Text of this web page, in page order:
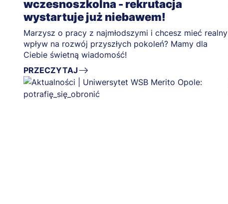
wczesnoszkolna - rekrutacja
wystartuje już niebawem!
Marzysz o pracy z najmłodszymi i chcesz mieć realny
wpływ na rozwój przyszłych pokoleń? Mamy dla
Ciebie świetną wiadomość!
PRZECZYTAJ